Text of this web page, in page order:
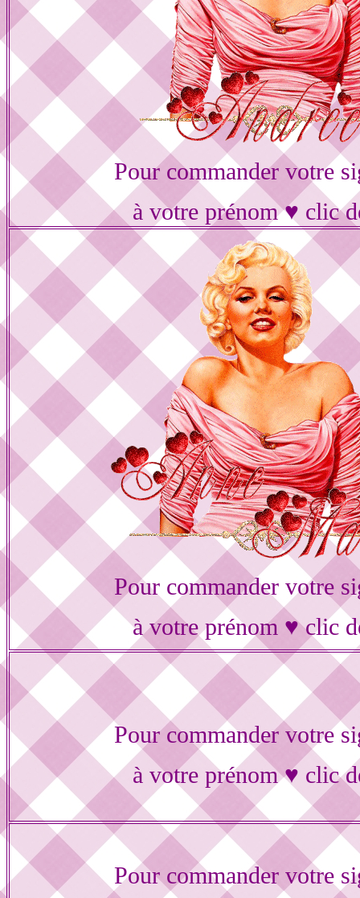
Pour commander votre
à votre prénom ♥ clic
Pour commander votre
à votre prénom ♥ clic
Pour commander votre
à votre prénom ♥ clic
Pour commander votre